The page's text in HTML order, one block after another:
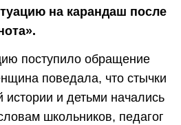
на карандаш после
поступило обращение
поведала, что стычки
истории и детьми начались
школьников, педагог